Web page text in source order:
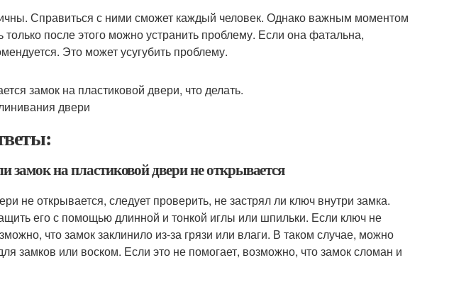
Справиться с ними сможет каждый человек. Однако важным моментом
после этого можно устранить проблему. Если она фатальна,
Это может усугубить проблему.
замок на пластиковой двери не открывается
не открывается, следует проверить, не застрял ли ключ внутри замка.
его с помощью длинной и тонкой иглы или шпильки. Если ключ не
что замок заклинило из-за грязи или влаги. В таком случае, можно
замков или воском. Если это не помогает, возможно, что замок сломан и